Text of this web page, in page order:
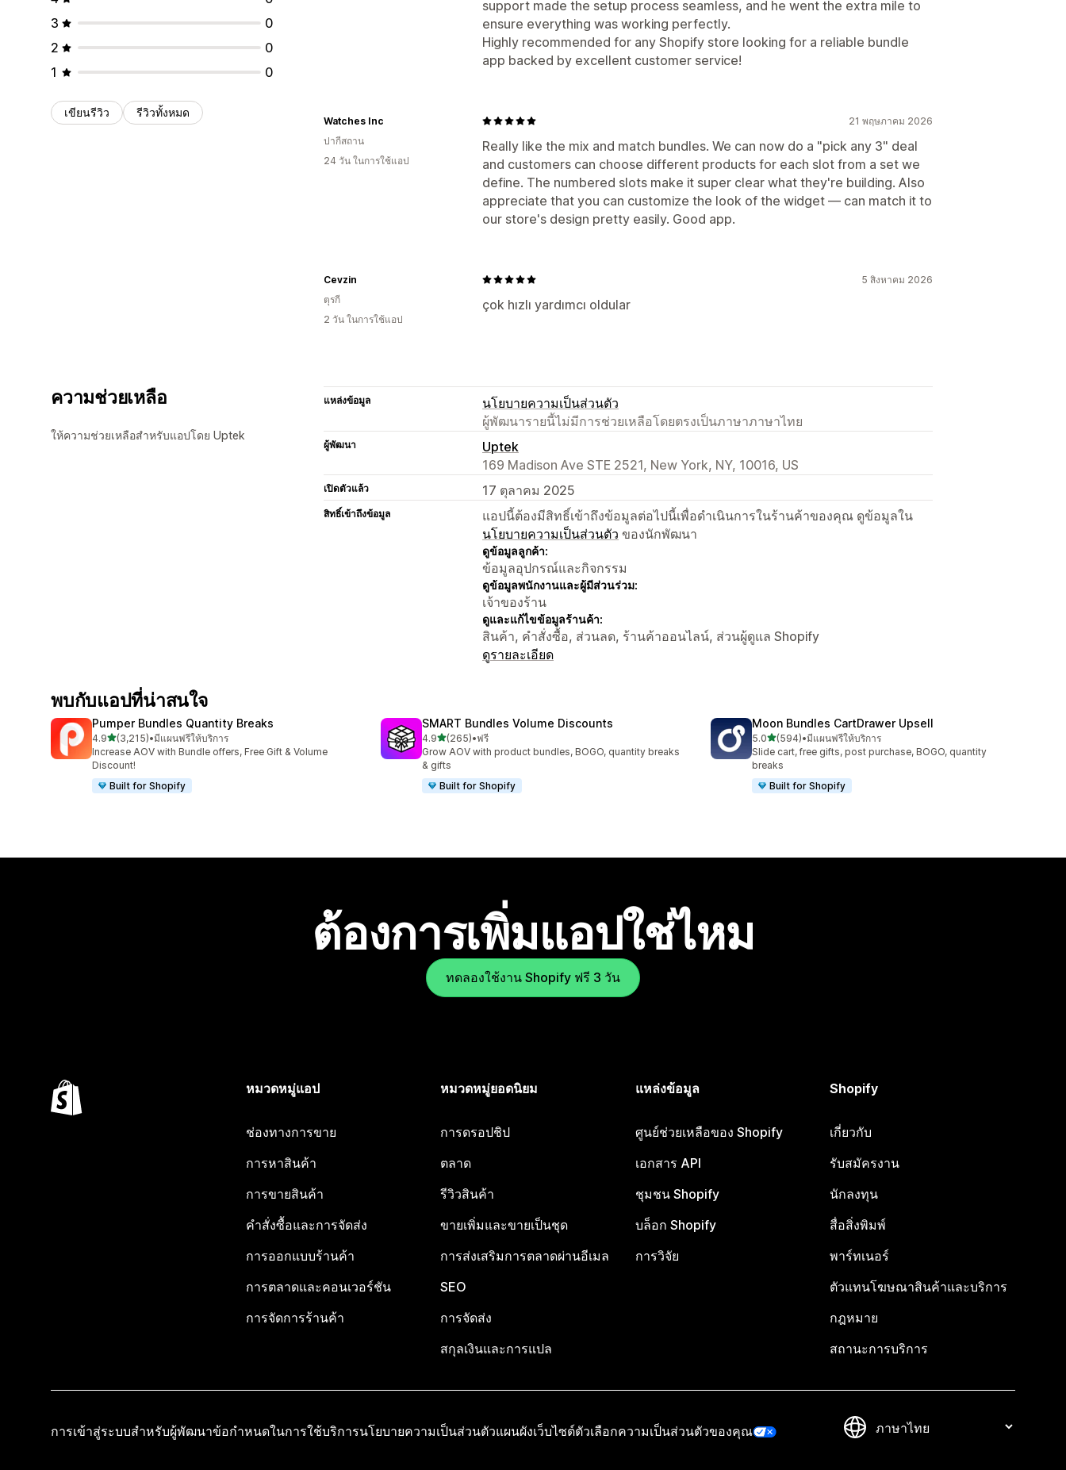
3
0
2
0
1
0
เขียนรีวิว รีวิวทั้งหมด
support made the setup process seamless, and he went the extra mile to
ensure everything was working perfectly.
Highly recommended for any Shopify store looking for a reliable bundle
app backed by excellent customer service!
21 พฤษภาคม 2026
Really like the mix and match bundles. We can now do a "pick any 3" deal
and customers can choose different products for each slot from a set we
define. The numbered slots make it super clear what they're building. Also
appreciate that you can customize the look of the widget — can match it to
our store's design pretty easily. Good app.
Watches Inc
ปากีสถาน
24 วัน ในการใช้แอป
5 สิงหาคม 2026
çok hızlı yardımcı oldular
Cevzin
ตุรกี
2 วัน ในการใช้แอป
ความช่วยเหลือ
ให้ความช่วยเหลือสำหรับแอปโดย Uptek
แหล่งข้อมูล
นโยบายความเป็นส่วนตัว
ผู้พัฒนารายนี้ไม่มีการช่วยเหลือโดยตรงเป็นภาษาภาษาไทย
ผู้พัฒนา
Uptek
169 Madison Ave STE 2521, New York, NY, 10016, US
เปิดตัวแล้ว 17 ตุลาคม 2025
สิทธิ์เข้าถึงข้อมูล
แอปนี้ต้องมีสิทธิ์เข้าถึงข้อมูลต่อไปนี้เพื่อดำเนินการในร้านค้าของคุณ ดูข้อมูลใน
นโยบายความเป็นส่วนตัว ของนักพัฒนา
ดูข้อมูลลูกค้า:
ข้อมูลอุปกรณ์และกิจกรรม
ดูข้อมูลพนักงานและผู้มีส่วนร่วม:
เจ้าของร้าน
ดูและแก้ไขข้อมูลร้านค้า:
สินค้า, คำสั่งซื้อ, ส่วนลด, ร้านค้าออนไลน์, ส่วนผู้ดูแล Shopify
ดูรายละเอียด
พบกับแอปที่น่าสนใจ
Pumper Bundles Quantity Breaks
4.9เต็ม 5 ดาว
(3,215)
ทั้งหมด 3215 รีวิว
•มีแผนฟรีให้บริการ
Increase AOV with Bundle offers, Free Gift & Volume
Discount!
Built for Shopify
SMART Bundles Volume Discounts
4.9เต็ม 5 ดาว
(265)
ทั้งหมด 265 รีวิว
•ฟรี
Grow AOV with product bundles, BOGO, quantity breaks
& gifts
Built for Shopify
Moon Bundles CartDrawer Upsell
5.0เต็ม 5 ดาว
(594)
ทั้งหมด 594 รีวิว
•มีแผนฟรีให้บริการ
Slide cart, free gifts, post purchase, BOGO, quantity
breaks
Built for Shopify
ต้องการเพิ่มแอปใช่ไหม
ทดลองใช้งาน Shopify ฟรี 3 วัน
หมวดหมู่แอป
ช่องทางการขาย
การหาสินค้า
การขายสินค้า
คำสั่งซื้อและการจัดส่ง
การออกแบบร้านค้า
การตลาดและคอนเวอร์ชัน
การจัดการร้านค้า
หมวดหมู่ยอดนิยม
การดรอปชิป
ตลาด
รีวิวสินค้า
ขายเพิ่มและขายเป็นชุด
การส่งเสริมการตลาดผ่านอีเมล
SEO
การจัดส่ง
สกุลเงินและการแปล
แหล่งข้อมูล
ศูนย์ช่วยเหลือของ Shopify
เอกสาร API
ชุมชน Shopify
บล็อก Shopify
การวิจัย
Shopify
เกี่ยวกับ
รับสมัครงาน
นักลงทุน
สื่อสิ่งพิมพ์
พาร์ทเนอร์
ตัวแทนโฆษณาสินค้าและบริการ
กฎหมาย
สถานะการบริการ
การเข้าสู่ระบบสำหรับผู้พัฒนาข้อกำหนดในการใช้บริการนโยบายความเป็นส่วนตัวแผนผังเว็บไซต์ตัวเลือกความเป็นส่วนตัวของคุณ